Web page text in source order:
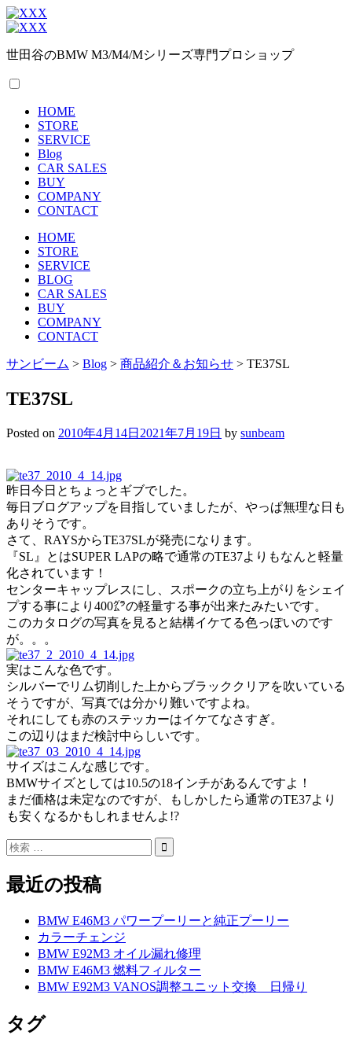
世田谷のBMW M3/M4/Mシリーズ専門プロショップ
HOME
STORE
SERVICE
Blog
CAR SALES
BUY
COMPANY
CONTACT
HOME
STORE
SERVICE
BLOG
CAR SALES
BUY
COMPANY
CONTACT
サンビーム > Blog > 商品紹介＆お知らせ > TE37SL
TE37SL
Posted on 2010年4月14日 2021年7月19日 by sunbeam
昨日今日とちょっとギブでした。
毎日ブログアップを目指していましたが、やっぱ無理な日も
ありそうです。
さて、RAYSからTE37SLが発売になります。
『SL』とはSUPER LAPの略で通常のTE37よりもなんと軽量
化されています！
センターキャップレスにし、スポークの立ち上がりをシェイ
プする事により400㌘の軽量する事が出来たみたいです。
このカタログの写真を見ると結構イケてる色っぽいのです
が。。。
実はこんな色です。
シルバーでリム切削した上からブラッククリアを吹いている
そうですが、写真では分かり難いですよね。
それにしても赤のステッカーはイケてなさすぎ。
この辺りはまだ検討中らしいです。
サイズはこんな感じです。
BMWサイズとしては10.5の18インチがあるんですよ！
まだ価格は未定なのですが、もしかしたら通常のTE37より
も安くなるかもしれませんよ!?
最近の投稿
BMW E46M3 パワープーリーと純正プーリー
カラーチェンジ
BMW E92M3 オイル漏れ修理
BMW E46M3 燃料フィルター
BMW E92M3 VANOS調整ユニット交換 日帰り
タグ